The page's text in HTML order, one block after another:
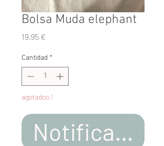
Bolsa Muda elephant
19,95 €
Cantidad *
agotadoo !
Notificar al